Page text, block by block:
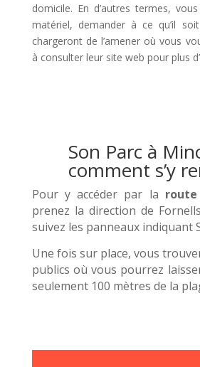
domicile. En d’autres termes,
matériel, demander à ce qu’il
chargeront de l’amener où vous
à consulter leur site web pour plus
Son Parc à
comment s’y
Pour y accéder par la route
prenez la direction de
suivez les panneaux indiquant
Une fois sur place, vous
publics où vous pourrez
seulement 100 mètres de la